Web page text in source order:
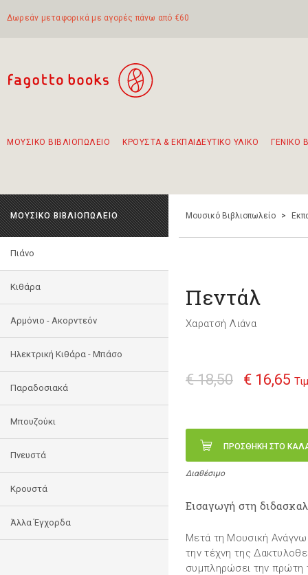
Δωρεάν μεταφορικά με αγορές πάνω από €60
ΜΟΥΣΙΚΟ ΒΙΒΛΙΟΠΩΛΕΙΟ ΚΡΟΥΣΤΑ & ΕΚΠΑΙΔΕΥΤΙΚΟ ΥΛΙΚΟ ΓΕΝΙΚΟ
ΜΟΥΣΙΚΟ ΒΙΒΛΙΟΠΩΛΕΙΟ
Πιάνο
Κιθάρα
Αρμόνιο - Ακορντεόν
Ηλεκτρική Κιθάρα - Μπάσο
Παραδοσιακά
Μπουζούκι
Πνευστά
Κρουστά
Άλλα Έγχορδα
Μουσικό Βιβλιοπωλείο >
Πεντάλ
Χαρατσή Λιάνα
€ 18,50 € 16,65
ΠΡΟΣΘΗΚΗ ΣΤΟ
Διαθέσιμο
Εισαγωγή στη
Μετά τη Μουσική
την τέχνη της
συμπληρώσει την πρώτη